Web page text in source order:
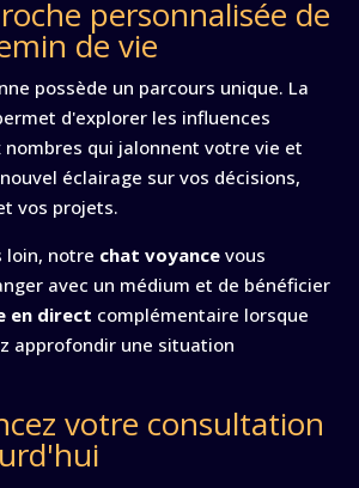
personnalisée de
de vie
possède un parcours unique. La
d'explorer les influences
nombres qui jalonnent votre vie et
éclairage sur vos décisions,
vos projets.
loin, notre chat voyance vous
avec un médium et de bénéficier
en direct complémentaire lorsque
approfondir une situation
votre consultation